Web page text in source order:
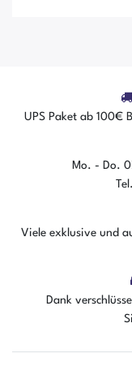
UPS Paket ab 100€
Mo. - Do.
Viele exklusive und
Dank